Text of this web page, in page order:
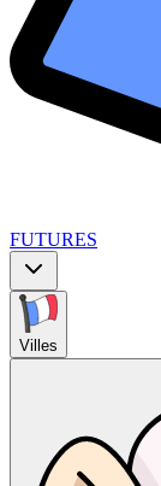
FUTURES
Villes